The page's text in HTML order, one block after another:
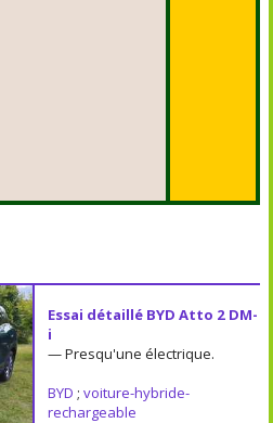
Essai détaillé BYD Atto 2 DM-
i
— Presqu'une électrique.
BYD ; voiture-hybride-
rechargeable